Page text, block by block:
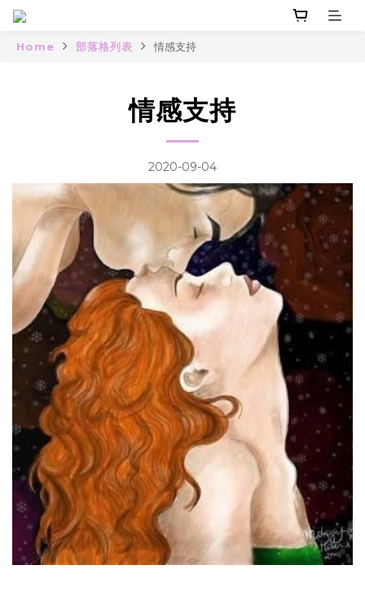
Home 部落格列表 情感支持
情感支持
2020-09-04